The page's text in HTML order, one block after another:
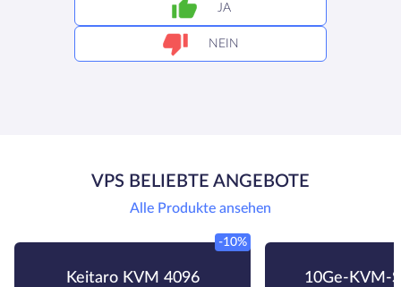
JA
NEIN
VPS BELIEBTE ANGEBOTE
Alle Produkte ansehen
Keitaro KVM 4096
-10%
10Ge-KVM-